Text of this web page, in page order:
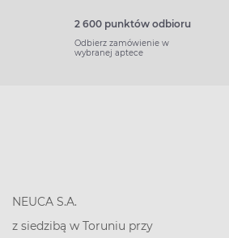
2 600 punktów odbioru
Odbierz zamówienie w
wybranej aptece
NEUCA S.A.
z siedzibą w Toruniu przy